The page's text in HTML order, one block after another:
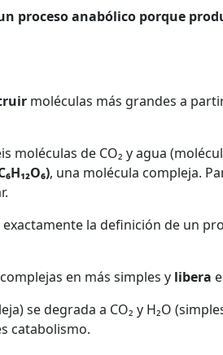
proceso anabólico porque
moléculas más grandes a
moléculas de CO₂ y agua
, una molécula compleja.
la definición de un
en más simples y libera
se degrada a CO₂ y H₂O
catabolismo.